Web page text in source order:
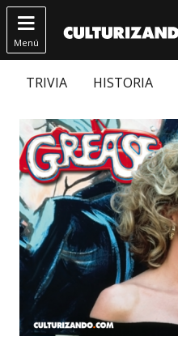

Menú
TRIVIA HISTORIA